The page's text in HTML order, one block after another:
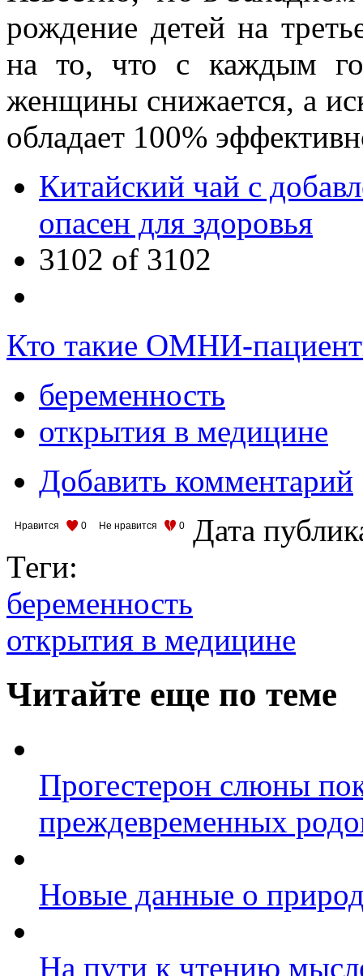
рождение детей на
на то, что с каждым
женщины снижается, а
обладает 100%
Китайский чай с
опасен для здоровья
3102 of 3102
Кто такие ОМНИ-
беременность
открытия в медицине
Добавить комментарий
Нравится 0 Не нравится 0
Дата
Теги:
беременность
открытия в медицине
Читайте еще по теме
Прогестерон слюны
преждевременных
Новые данные о
На пути к чтению